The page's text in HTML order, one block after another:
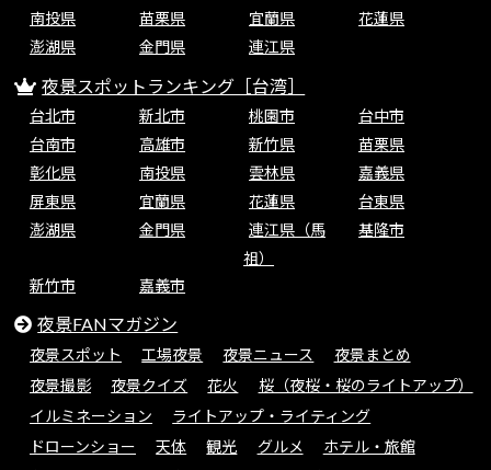
南投県
苗栗県 宜蘭県
花蓮県
澎湖県
金門県 連江県
夜景スポットランキング［台湾］
台北市 新北市 桃園市
台中市
台南市
高雄市 新竹県
苗栗県
彰化県
南投県 雲林県
嘉義県
屏東県
宜蘭県 花蓮県
台東県
澎湖県
金門県
連江県（馬
祖）
基隆市
新竹市 嘉義市
夜景FANマガジン
夜景スポット 工場夜景 夜景ニュース
夜景まとめ
夜景撮影
夜景クイズ 花火
桜（夜桜・桜のライトアップ）
イルミネーション
ライトアップ・ライティング
ドローンショー
天体 観光 グルメ
ホテル・旅館